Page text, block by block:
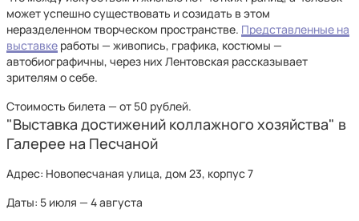
может успешно существовать и созидать в этом
неразделенном творческом пространстве. Представленные на
выставке работы — живопись, графика, костюмы —
автобиографичны, через них Лентовская рассказывает
зрителям о себе.
Стоимость билета — от 50 рублей.
"Выставка достижений коллажного хозяйства" в
Галерее на Песчаной
Адрес: Новопесчаная улица, дом 23, корпус 7
Даты: 5 июля — 4 августа